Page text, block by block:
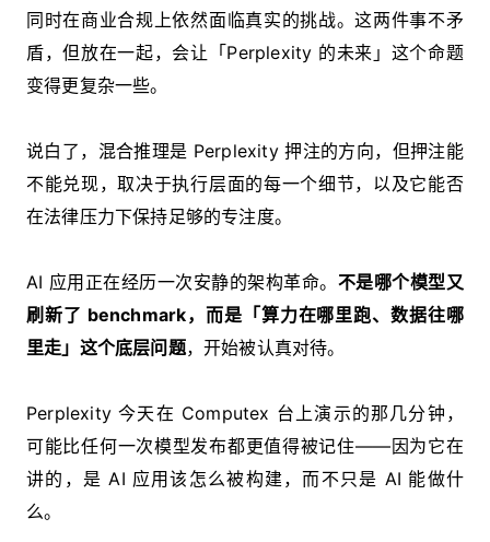
同时在商业合规上依然面临真实的挑战。这两件事不矛
盾，但放在一起，会让「Perplexity 的未来」这个命题
变得更复杂一些。
说白了，混合推理是 Perplexity 押注的方向，但押注能
不能兑现，取决于执行层面的每一个细节，以及它能否
在法律压力下保持足够的专注度。
AI 应用正在经历一次安静的架构革命。 不是哪个模型又
刷新了 benchmark，而是「算力在哪里跑、数据往哪
里走」这个底层问题，开始被认真对待。
Perplexity 今天在 Computex 台上演示的那几分钟，
可能比任何一次模型发布都更值得被记住——因为它在
讲的，是 AI 应用该怎么被构建，而不只是 AI 能做什
么。